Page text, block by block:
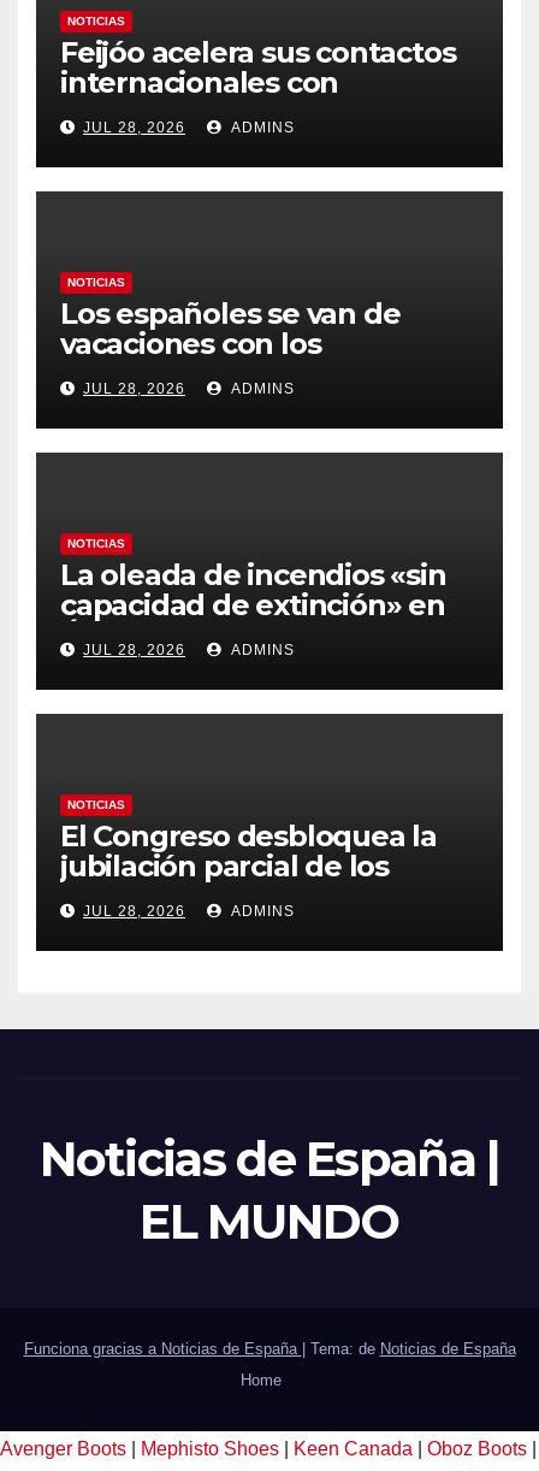
NOTICIAS
Feijóo acelera sus contactos
internacionales con
Latinoamérica como socio
prioritario en su agenda de
gobierno
JUL 28, 2026 ADMINS
NOTICIAS
Los españoles se van de
vacaciones con los
carburantes hasta un 21%
más caros que el año pasado
y los hoteles disparados
JUL 28, 2026 ADMINS
NOTICIAS
La oleada de incendios «sin
capacidad de extinción» en
Ávila y al oeste de Madrid
obliga a declarar la
emergencia nacional
JUL 28, 2026 ADMINS
NOTICIAS
El Congreso desbloquea la
jubilación parcial de los
trabajadores laborales del
sector público
JUL 28, 2026 ADMINS
Noticias de España |
EL MUNDO
Funciona gracias a Noticias de España Tema: de Noticias de España
Home
Avenger Boots Mephisto Shoes Keen Canada Oboz Boots